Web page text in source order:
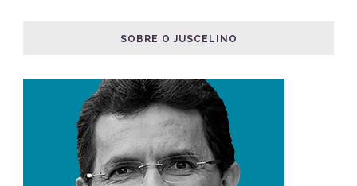
SOBRE O JUSCELINO